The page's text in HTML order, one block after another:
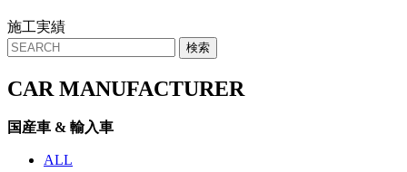
施工実績
CAR MANUFACTURER
国産車 & 輸入車
ALL